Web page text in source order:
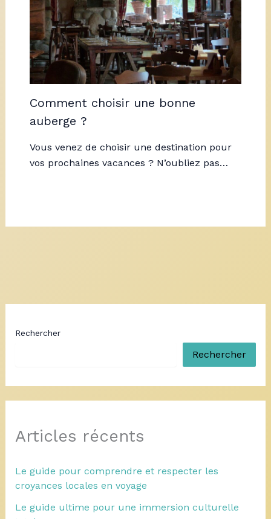
Comment choisir une bonne
auberge ?
Vous venez de choisir une destination pour
vos prochaines vacances ? N’oubliez pas…
Rechercher
Rechercher
Articles récents
Le guide pour comprendre et respecter les
croyances locales en voyage
Le guide ultime pour une immersion culturelle